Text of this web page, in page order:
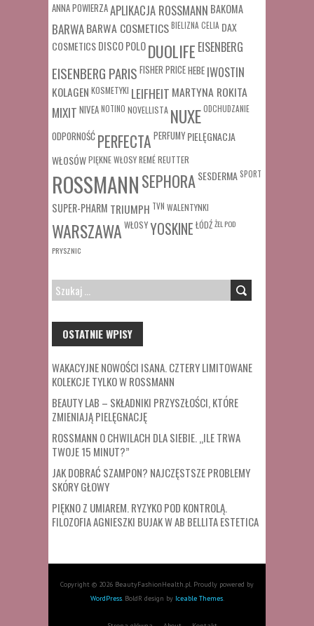
ANNA POWIERZAAPLIKACJA ROSSMANN BAKOMA
BARWABARWA COSMETICSBIELIZNA CELIA DAX
COSMETICSDISCO POLODUOLIFE EISENBERG
EISENBERG PARIS FISHER PRICEHEBE IWOSTIN
KOLAGEN KOSMETYKI LEIFHEIT MARTYNA ROKITA
MIXIT NIVEANOTINO NOVELLISTA NUXEODCHUDZANIE
ODPORNOŚĆ PERFECTA PERFUMY PIELĘGNACJA
WŁOSÓWPIĘKNE WŁOSYREMÉREUTTER
ROSSMANNSEPHORASESDERMA SPORT
SUPER-PHARM TRIUMPH TVN WALENTYNKI
WARSZAWA WŁOSYYOSKINE ŁÓDŹŻEL POD
PRYSZNIC
SZUKAJ:
OSTATNIE WPISY
WAKACYJNE NOWOŚCI ISANA. CZTERY LIMITOWANE
KOLEKCJE TYLKO W ROSSMANN
BEAUTY LAB – SKŁADNIKI PRZYSZŁOŚCI, KTÓRE
ZMIENIAJĄ PIELĘGNACJĘ
ROSSMANN O CHWILACH DLA SIEBIE. „ILE TRWA
TWOJE 15 MINUT?”
JAK DOBRAĆ SZAMPON? NAJCZĘSTSZE PROBLEMY
SKÓRY GŁOWY
PIĘKNO Z UMIAREM. RYZYKO POD KONTROLĄ.
FILOZOFIA AGNIESZKI BUJAK W AB BELLITA ESTETICA
Copyright © 2026 BeautyFashionHealth.pl. Proudly powered by
WordPress. BoldR design by Iceable Themes.